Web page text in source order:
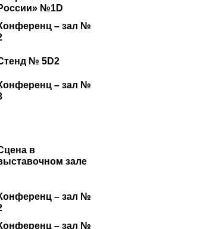
№1D
– зал №
№ 5D2
– зал №
в
зале
– зал №
– зал №